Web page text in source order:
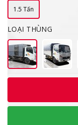
1.5 Tấn
LOẠI THÙNG